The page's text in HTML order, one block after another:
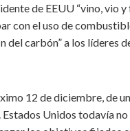
de EEUU “vino, vio
con el uso de
del carbón” a los líderes
12 de diciembre, de
Unidos todavía